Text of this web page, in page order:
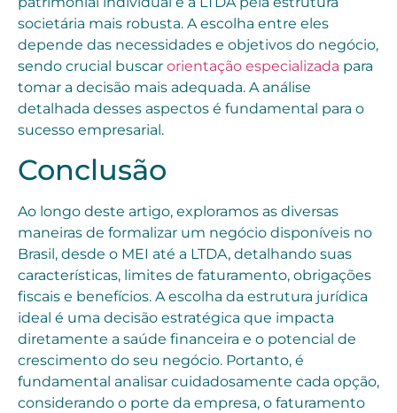
societária mais robusta. A escolha entre eles
depende das necessidades e objetivos do negócio,
sendo crucial buscar orientação especializada para
tomar a decisão mais adequada. A análise
detalhada desses aspectos é fundamental para o
sucesso empresarial.
Conclusão
Ao longo deste artigo, exploramos as diversas
maneiras de formalizar um negócio disponíveis no
Brasil, desde o MEI até a LTDA, detalhando suas
características, limites de faturamento, obrigações
fiscais e benefícios. A escolha da estrutura jurídica
ideal é uma decisão estratégica que impacta
diretamente a saúde financeira e o potencial de
crescimento do seu negócio. Portanto, é
fundamental analisar cuidadosamente cada opção,
considerando o porte da empresa, o faturamento